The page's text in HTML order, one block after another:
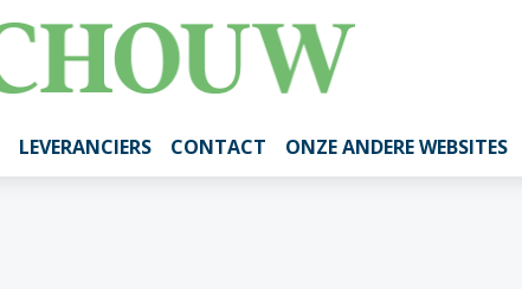
LEVERANCIERS CONTACT ONZE ANDERE WEBSITES